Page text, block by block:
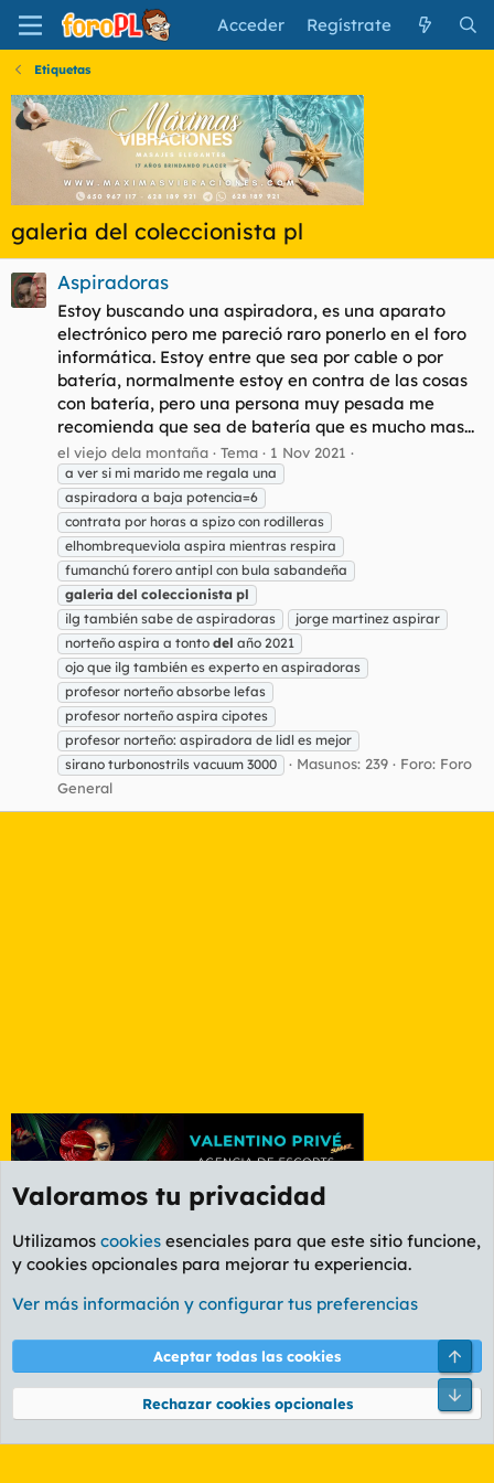
Acceder Regístrate
Etiquetas
galeria del coleccionista pl
Aspiradoras
Estoy buscando una aspiradora, es una aparato
electrónico pero me pareció raro ponerlo en el foro
informática. Estoy entre que sea por cable o por
batería, normalmente estoy en contra de las cosas
con batería, pero una persona muy pesada me
recomienda que sea de batería que es mucho mas...
el viejo dela montaña Tema 1 Nov 2021
a ver si mi marido me regala una
aspiradora a baja potencia=6
contrata por horas a spizo con rodilleras
elhombrequeviola aspira mientras respira
fumanchú forero antipl con bula sabandeña
galeria del coleccionista pl
ilg también sabe de aspiradoras
jorge martinez aspirar
norteño aspira a tonto del año 2021
ojo que ilg también es experto en aspiradoras
profesor norteño absorbe lefas
profesor norteño aspira cipotes
profesor norteño: aspiradora de lidl es mejor
sirano turbonostrils vacuum 3000
Masunos: 239 Foro: Foro
General
Etiquetas
Cookies
PL OLDSTYLE AMARILLO
Términos y reglas Política de privacidad Ayuda
Community platform by XenForo® © 2010-2026 XenForo Ltd.
Valoramos tu privacidad
Utilizamos cookies esenciales para que este sitio funcione,
y cookies opcionales para mejorar tu experiencia.
Ver más información y configurar tus preferencias
Aceptar todas las cookies
Rechazar cookies opcionales
Pie